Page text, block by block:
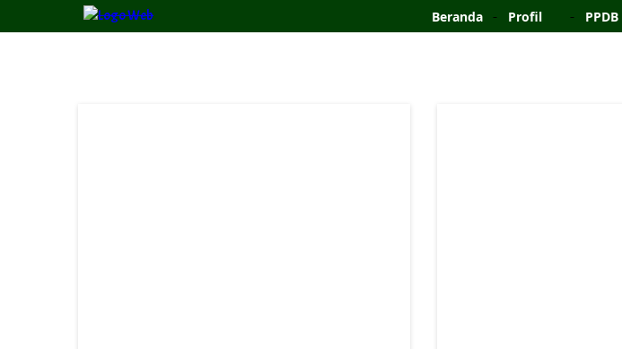
Beranda Profil PPDB